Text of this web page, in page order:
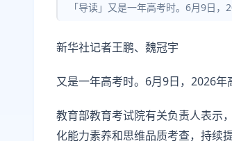
「导读」又是一年高考时。6月9日
新华社记者王鹏、魏冠宇
又是一年高考时。6月9日，2026年
教育部教育考试院有关负责人表示
化能力素养和思维品质考查，持续